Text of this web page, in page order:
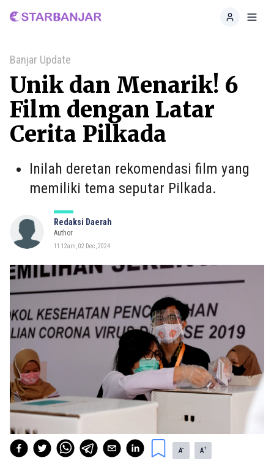
Home
Banjar Update
Unik dan Menarik! 6
Film dengan Latar
Cerita Pilkada
Inilah deretan rekomendasi film yang
memiliki tema seputar Pilkada.
Redaksi Daerah
Author
11:12am, 02 Dec, 2024
A- A+